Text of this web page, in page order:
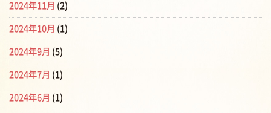
2024年11月 (2)
2024年10月 (1)
2024年9月 (5)
2024年7月 (1)
2024年6月 (1)